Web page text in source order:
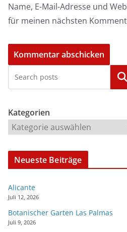
Name, E-Mail-Adresse und
für meinen nächsten
Kategorien
Neueste Beiträge
Alicante
Juli 12, 2026
Botanischer Garten Las Palmas
Juli 9, 2026